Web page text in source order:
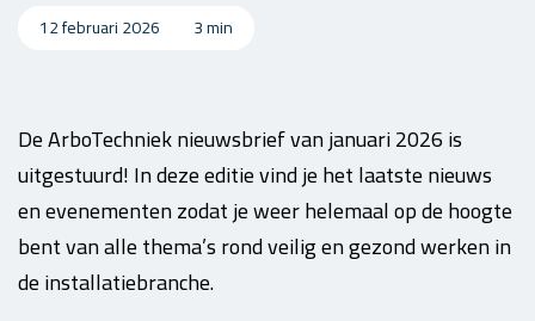
12 februari 2026 3 min
De ArboTechniek nieuwsbrief van januari 2026 is
uitgestuurd! In deze editie vind je het laatste nieuws
en evenementen zodat je weer helemaal op de hoogte
bent van alle thema’s rond veilig en gezond werken in
de installatiebranche.